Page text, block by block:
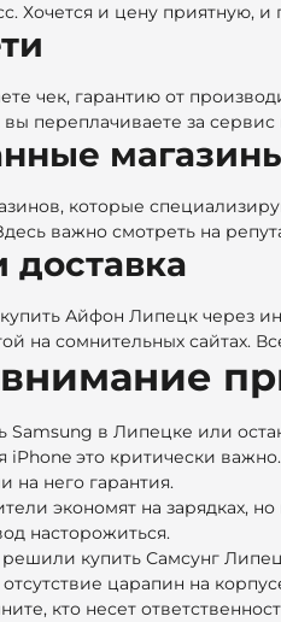
Хочется и цену приятную,
чек, гарантию от
переплачиваете за сервис
которые
важно смотреть на
доставка
Айфон Липецк через
на сомнительных сайтах.
в Липецке или
это критически
на него гарантия.
экономят на зарядках,
насторожиться.
решили купить Самсунг
царапин на
кто несет